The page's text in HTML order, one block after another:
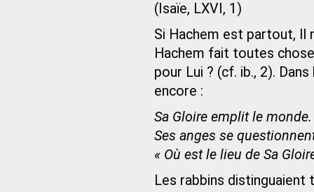
(Isaïe, LXVI, 1)
Si Hachem est partout, Il
Hachem fait toutes
pour Lui ? (cf. ib., 2).
encore :
Sa Gloire emplit le monde.
Ses anges se
« Où est le lieu de Sa
Les rabbins